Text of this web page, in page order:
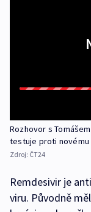
Rozhovor s
testuje proti novému
Zdroj: ČT24
Remdesivir je
viru. Původně